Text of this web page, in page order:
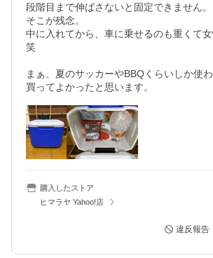
段階目まで伸ばさないと固定できません。
そこが残念。
中に入れてから、車に乗せるのも重くて
笑
まぁ、夏のサッカーやBBQくらいしか使わ
購入したストア
ヒマラヤ Yahoo!店
違反報告